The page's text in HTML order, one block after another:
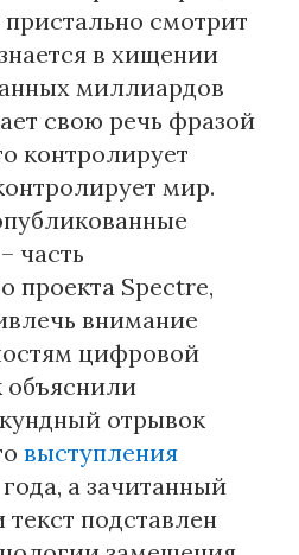
смотрит
в хищении
миллиардов
свою речь фразой
контролирует
мир.
часть
проекта Spectre,
внимание
цифровой
объяснили
отрывок
выступления
года, а зачитанный
подставлен